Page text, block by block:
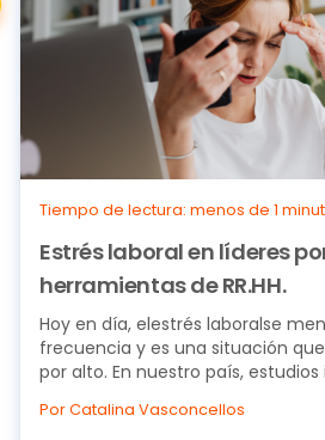
Tiempo de lectura: menos de 1
Estrés laboral en líderes
herramientas de RR.HH.
Hoy en día, elestrés laboralse
frecuencia y es una situación
por alto. En nuestro país, estudios
Por Catalina Vasconcellos